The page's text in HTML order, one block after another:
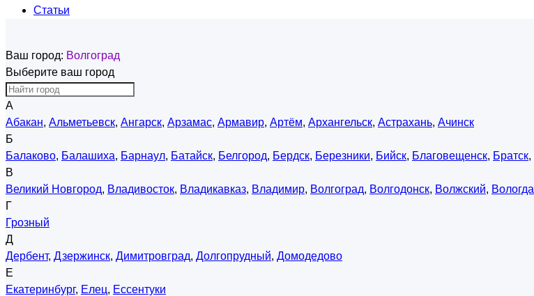
Статьи
Ваш город: Волгоград
Выберите ваш город
А
Абакан, Альметьевск, Ангарск, Арзамас, Армавир, Артём, Архангельск, Астрахань, Ачинск
Б
Балаково, Балашиха, Барнаул, Батайск, Белгород, Бердск, Березники, Бийск, Благовещенск, Братск,
В
Великий Новгород, Владивосток, Владикавказ, Владимир, Волгоград, Волгодонск, Волжский, Вологда
Г
Грозный
Д
Дербент, Дзержинск, Димитровград, Долгопрудный, Домодедово
Е
Екатеринбург, Елец, Ессентуки